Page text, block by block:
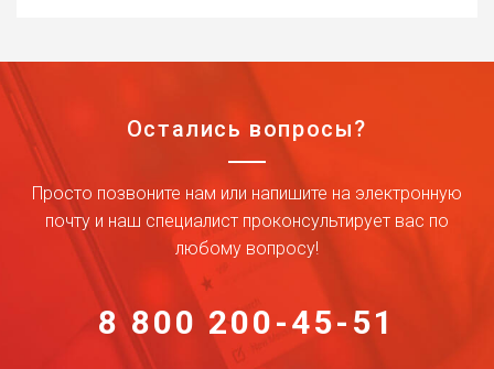
Остались вопросы?
Просто позвоните нам или напишите на электронную
почту и наш специалист проконсультирует вас по
любому вопросу!
8 800 200-45-51